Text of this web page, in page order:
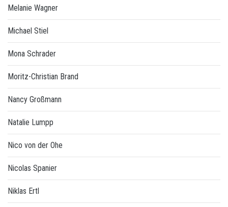
Melanie Wagner
Michael Stiel
Mona Schrader
Moritz-Christian Brand
Nancy Großmann
Natalie Lumpp
Nico von der Ohe
Nicolas Spanier
Niklas Ertl